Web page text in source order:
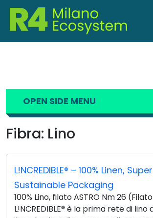
Fibra: Lino
L!NCREDIBLE® – 100% Linen, Super
Sustainable Packaging
100% Lino, filato ASTRO Nm 26
L!NCREDIBLE® è la prima rete di
OPEN SIDE MENU